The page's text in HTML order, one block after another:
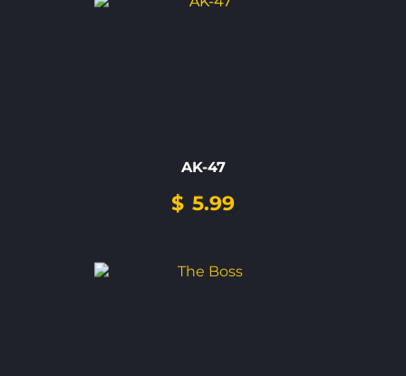
AK-47
$ 5.99